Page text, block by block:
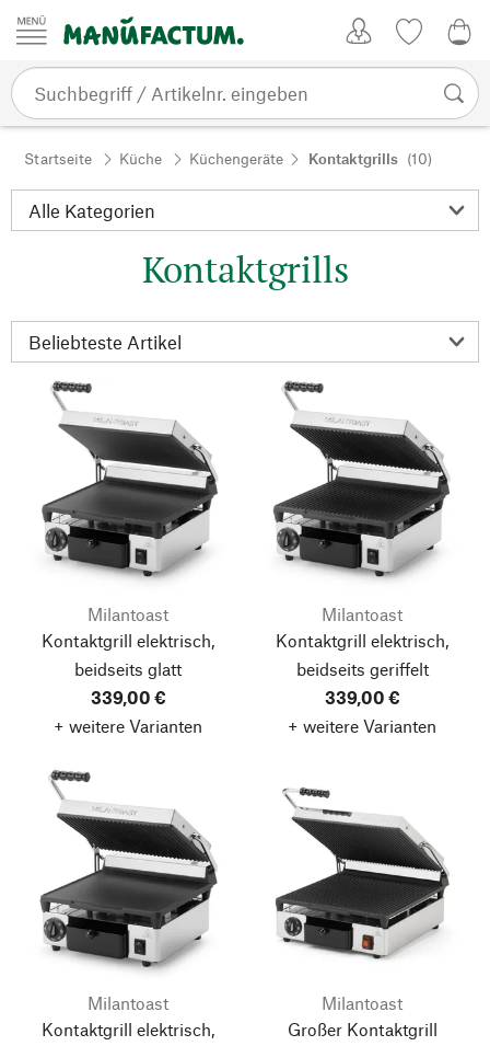
Zum Inhalt springen
Startseite Küche Küchengeräte Kontaktgrills (10)
Kontaktgrills
Milantoast
Kontaktgrill elektrisch,
beidseits glatt
339,00 €
+ weitere Varianten
Milantoast
Kontaktgrill elektrisch,
beidseits geriffelt
339,00 €
+ weitere Varianten
Milantoast
Kontaktgrill elektrisch,
Milantoast
Großer Kontaktgrill